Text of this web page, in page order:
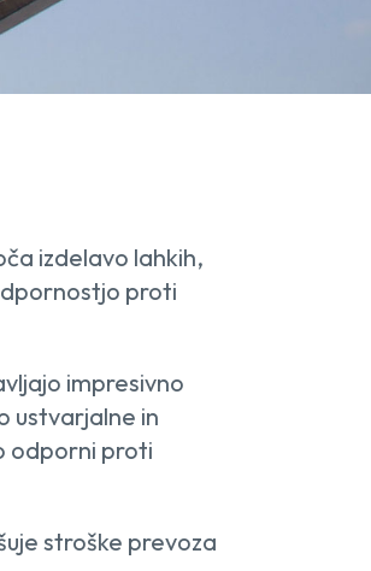
izdelavo lahkih,
proti
impresivno
ustvarjalne in
odporni proti
stroške prevoza